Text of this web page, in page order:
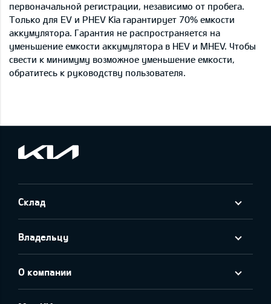
первоначальной регистрации, независимо от пробега.
Только для EV и PHEV Kia гарантирует 70% емкости
аккумулятора. Гарантия не распространяется на
уменьшение емкости аккумулятора в HEV и MHEV. Чтобы
свести к минимуму возможное уменьшение емкости,
обратитесь к руководству пользователя.
Склад
Владельцу
О компании